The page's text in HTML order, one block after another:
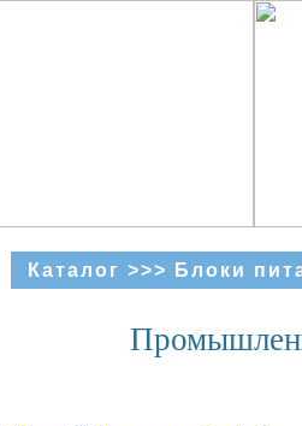
Каталог >>> Блоки